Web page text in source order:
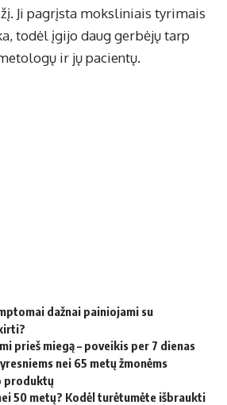
Ji pagrįsta moksliniais tyrimais
todėl įgijo daug gerbėjų tarp
ir jų pacientų.
dažnai painiojami su
prieš miegą – poveikis per 7 dienas
nei 65 metų žmonėms
produktų
50 metų? Kodėl turėtumėte išbraukti